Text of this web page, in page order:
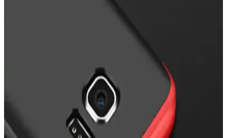
Koruma ve Kullanıcı Yorumları
Nokia X Siyah Flip Cover, şık tasarımı ve pratik kullanımıyla
telefonunuzu çizik ve darbelere karşı koruyan uygun fiyatlı bir
aksesuar. Uzun vadeli dayanıklılık ve malzeme kalitesi konularında
Zebana Samsung Galaxy A23 Uyumlu Kılıf: Estetik
ve Dayanıklı Koruma Çözümü
Zebana Samsung Galaxy A23 uyumlu kılıf, estetik ve fonksiyonellik
sunar. Dayanıklı malzeme, pratik kartlık bölmesi ve şık tasarımıyla
uzun ömürlü koruma sağlar, telefonunuza değer katar.